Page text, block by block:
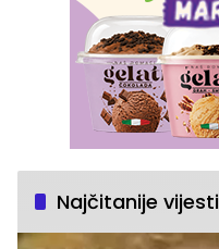
Najčitanije vijesti